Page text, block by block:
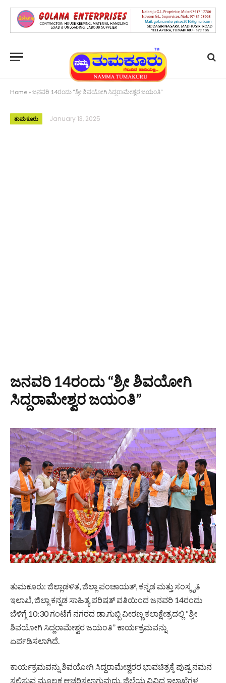
Home » ಜನವರಿ 14ರಂದು “ಶ್ರೀ ಶಿವಯೋಗಿ ಸಿದ್ದರಾಮೇಶ್ವರ ಜಯಂತಿ”
ತುಮಕೂರು January 13, 2025
ಜನವರಿ 14ರಂದು “ಶ್ರೀ ಶಿವಯೋಗಿ
ಸಿದ್ದರಾಮೇಶ್ವರ ಜಯಂತಿ”
ತುಮಕೂರು: ಜಿಲ್ಲಾಡಳಿತ, ಜಿಲ್ಲಾ ಪಂಚಾಯತ್, ಕನ್ನಡ ಮತ್ತು ಸಂಸ್ಕೃತಿ
ಇಲಾಖೆ, ಜಿಲ್ಲಾ ಕನ್ನಡ ಸಾಹಿತ್ಯ ಪರಿಷತ್ ವತಿಯಿಂದ ಜನವರಿ 14ರಂದು
ಬೆಳಿಗ್ಗೆ 10:30 ಗಂಟೆಗೆ ನಗರದ ಡಾ.ಗುಬ್ಬಿ ವೀರಣ್ಣ ಕಲಾಕ್ಷೇತ್ರದಲ್ಲಿ “ಶ್ರೀ
ಶಿವಯೋಗಿ ಸಿದ್ದರಾಮೇಶ್ವರ ಜಯಂತಿ” ಕಾರ್ಯಕ್ರಮವನ್ನು
ಏರ್ಪಡಿಸಲಾಗಿದೆ.
ಕಾರ್ಯಕ್ರಮವನ್ನು ಶಿವಯೋಗಿ ಸಿದ್ದರಾಮೇಶ್ವರರ ಭಾವಚಿತ್ರಕ್ಕೆ ಪುಷ್ಪ ನಮನ
ಸಲ್ಲಿಸುವ ಮೂಲಕ ಆಚರಿಸಲಾಗುವುದು. ಜಿಲ್ಲೆಯ ವಿವಿಧ ಇಲಾಖೆಗಳ